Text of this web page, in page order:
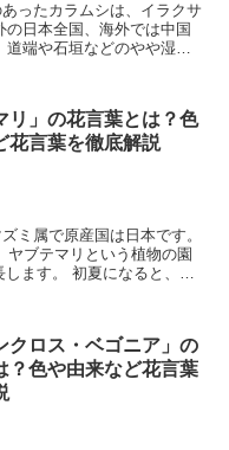
ったカラムシは、イラクサ
日本全国、海外では中国
道端や石垣などのやや湿っ
リ」の花言葉とは？色
花言葉を徹底解説
ミ属で原産国は日本です。
ヤブテマリという植物の園
ます。 初夏になると、白
クロス・ベゴニア」の
？色や由来など花言葉